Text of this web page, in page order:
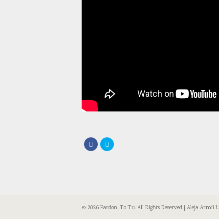
© 2026 Pardon, To Tu. All Rights Reserved | Aleja Armii